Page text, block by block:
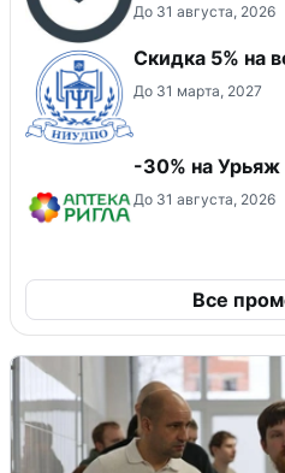
До 31 августа, 2026
Скидка 5% на
До 31 марта, 2027
-30% на Урьяж
До 31 августа, 2026
Все